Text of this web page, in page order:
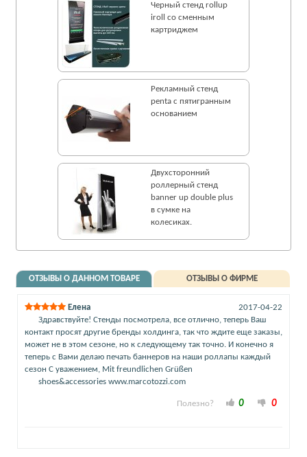
Черный стенд rollup
iroll со сменным
картриджем
Рекламный стенд
penta с пятигранным
основанием
Двухсторонний
роллерный стенд
banner up double plus
в сумке на
колесиках.
ОТЗЫВЫ О ДАННОМ ТОВАРЕ ОТЗЫВЫ О ФИРМЕ
Елена
2017-04-22
Здравствуйте! Стенды посмотрела, все отлично, теперь Ваш
контакт просят другие бренды холдинга, так что ждите еще заказы,
может не в этом сезоне, но к следующему так точно. И конечно я
теперь с Вами делаю печать баннеров на наши роллапы каждый
сезон С уважением, Mit freundlichen Grüßen
shoes&accessories www.marcotozzi.com
Полезно? 0 0